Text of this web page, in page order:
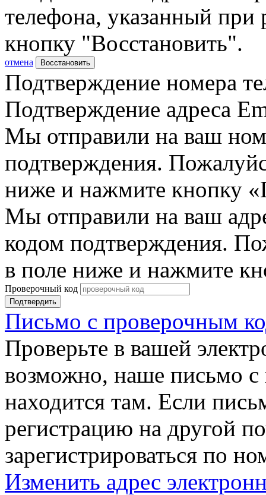
телефона, указанный при
кнопку "Восстановить".
отмена Восстановить
Подтверждение номера
Подтверждение адреса
Мы отправили на ваш
подтверждения.
ниже и нажмите кнопку
Мы отправили на ваш
кодом подтверждения.
в поле ниже и нажмите
Проверочный код
Подтвердить
Письмо с проверочным
Проверьте в вашей
возможно, наше письмо с
находится там. Если
регистрацию на другой
зарегистрироваться по
Изменить адрес